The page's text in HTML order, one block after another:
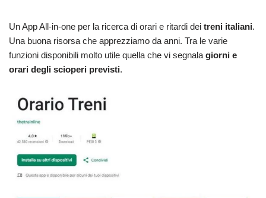
Un App All-in-one per la ricerca di orari e ritardi dei treni italiani.
Una buona risorsa che apprezziamo da anni. Tra le varie
funzioni disponibili molto utile quella che vi segnala giorni e
orari degli scioperi previsti.